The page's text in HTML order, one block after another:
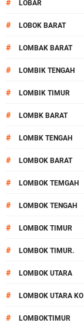
# LOBAR
# LOBOK BARAT
# LOMBAK BARAT
# LOMBIK TENGAH
# LOMBIK TIMUR
# LOMBK BARAT
# LOMBK TENGAH
# LOMBOK BARAT
# LOMBOK TEMGAH
# LOMBOK TENGAH
# LOMBOK TIMUR
# LOMBOK TIMUR.
# LOMBOK UTARA
# LOMBOK UTARA KO
# LOMBOKTIMUR